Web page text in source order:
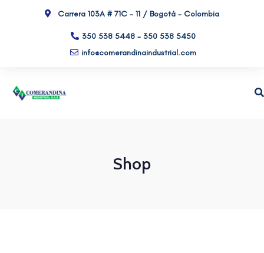
Carrera 103A # 71C - 11 / Bogotá - Colombia
350 538 5448 - 350 538 5450
info@comerandinaindustrial.com
Shop